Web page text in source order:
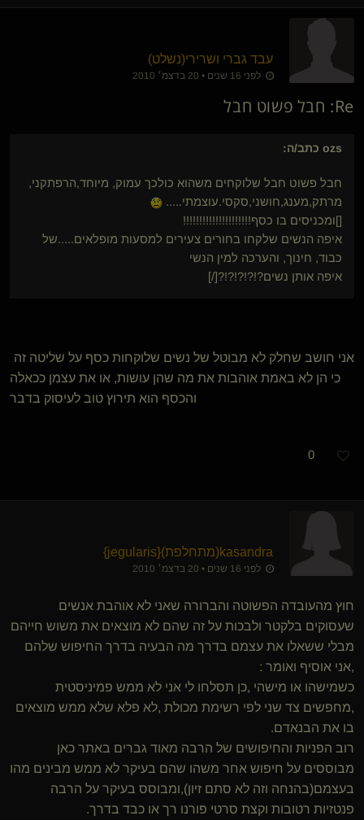
עבד גברי ושרירי​(נשלט)
לפני 16 שנים • 20 בדצמ׳ 2010
Re: חבל פשוט חבל
ozs כתב/ה:
חבל פשוט חבל שלוקחים משהוא כולכך עמוק, מיוחד,הרפתקני,
מרתק,מענג,חושני,סקסי.עוצמתי.....
[]ומכניסים בו כסף!!!!!!!!!!!!!!!!!!!!!
איפה הנשים שלקחו בחורים צעירים למסעות מופלאים.....של
כבוד, חינוך, והערכה למין הנשי
איפה אותן נשים?!?!?!?!?[/]
אני חושב שחלק לא מבוטל של נשים שלוקחות כסף על שליטה זה
כי הן לא באמת אוהבות את מה שהן עושות, או את עצמן ככאלה
והכסף הוא תירוץ טוב לעיסוק בדבר
0
kasandra​(מתחלפת) ​{
jegularis
}
לפני 16 שנים • 20 בדצמ׳ 2010
חוץ מהעובדה הפשוטה והברורה שאני לא אוהבת אנשים
שעסוקים בלקטר ולבכות על זה שהם לא מוצאים את משוש חייהם
מבלי ששאלו את עצמם בדרך מה הבעיה בדרך החיפוש שלהם
,אני אוסיף ואומר :
כשמישהו או מישהי ,כן תסלחו לי אני לא ממש פמיניסטית
,מחפשים צד שני לפי רשימת מכולת ,לא פלא שלא ממש מוצאים
בו את הבנאדם.
רוב הפניות והחיפושים של הרבה מאוד גברים באתר כאן
מבוססים על חיפוש אחר משהו שהם בעיקר לא ממש מבינים מהו
בעצמם(בהנחה וזה לא סתם זיון),ומבוסס בעיקר על הרבה
פנטזיות רטובות וקצת סרטי פורנו רך או כבד בדרך.